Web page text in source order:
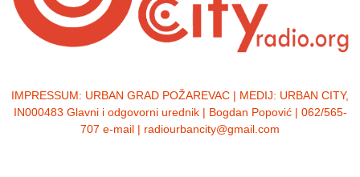
IMPRESSUM: URBAN GRAD POŽAREVAC | MEDIJ: URBAN CITY,
IN000483 Glavni i odgovorni urednik | Bogdan Popović | 062/565-
707 e-mail | radiourbancity@gmail.com